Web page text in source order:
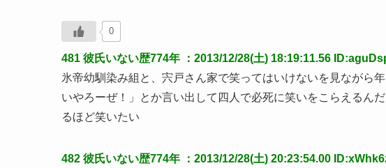
0
481 彼氏いない歴774年
：2013/12/28(土) 18:19:11.56
氷帝幼馴染み組と、宍戸さん家で笑ってはいけないを見ながら
いやろーぜ！」とか言い出して四人で必死に笑いをこらえるん
るほど笑いたい
482 彼氏いない歴774年
：2013/12/28(土) 20:23:54.00